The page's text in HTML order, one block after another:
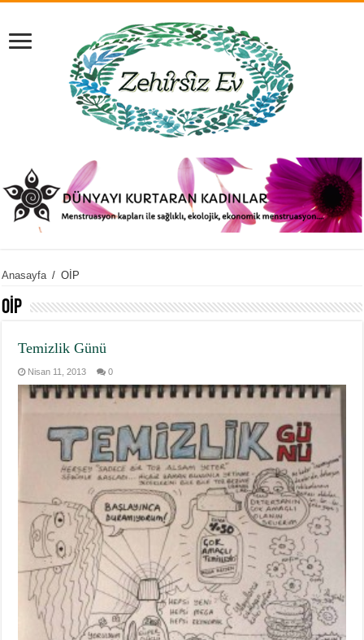
Anasayfa / OİP
OİP
Temizlik Günü
Nisan 11, 2013 0